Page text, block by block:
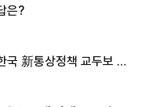
은?
新통상정책 교두보 활